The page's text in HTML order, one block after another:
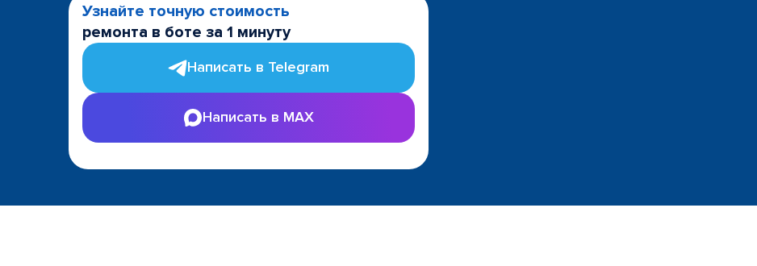
Узнайте точную стоимость
ремонта в боте за 1 минуту
Написать в Telegram
Написать в MAX